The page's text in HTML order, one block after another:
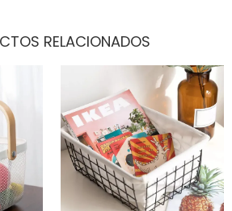
RELACIONADOS